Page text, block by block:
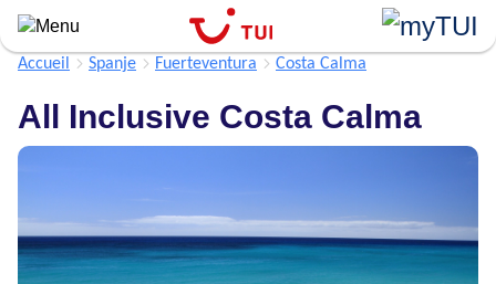
Aller
au
contenu
Accueil Spanje Fuerteventura Costa Calma
All Inclusive Costa Calma